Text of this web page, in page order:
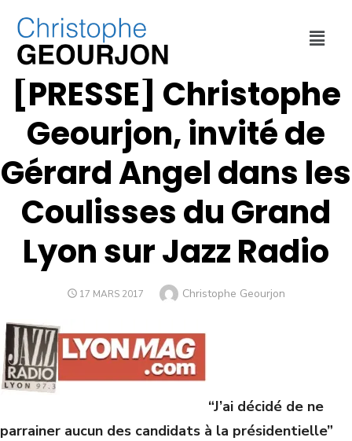
INTERVENTIONS
[PRESSE] Christophe
Geourjon, invité de
Gérard Angel dans les
Coulisses du Grand
Lyon sur Jazz Radio
17 MARS 2017 Christophe Geourjon
“J’ai décidé de ne
parrainer aucun des candidats à la présidentielle”